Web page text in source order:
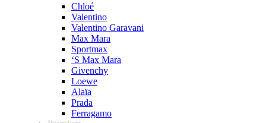
Chloé
Valentino
Valentino Garavani
Max Mara
Sportmax
‘S Max Mara
Givenchy
Loewe
Alaïa
Prada
Ferragamo